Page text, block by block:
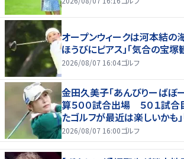
オープンウィークは河本結の
ほうびにピアス」「気合の宝塚
2026/08/07 16:04ゴルフ
金田久美子「あんびりーばぼ
算５００試合出場 ５０１試合
たゴルフが最近は楽しいかも」
たいな」
2026/08/07 16:00ゴルフ